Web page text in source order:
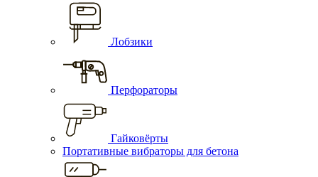
Лобзики
Перфораторы
Гайковёрты
Портативные вибраторы для бетона